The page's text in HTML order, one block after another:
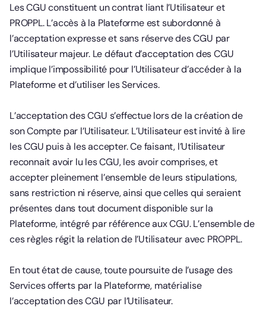
Les CGU constituent un contrat liant l’Utilisateur et
PROPPL. L’accès à la Plateforme est subordonné à
l’acceptation expresse et sans réserve des CGU par
l’Utilisateur majeur. Le défaut d’acceptation des CGU
implique l’impossibilité pour l’Utilisateur d’accéder à la
Plateforme et d’utiliser les Services.
L’acceptation des CGU s’effectue lors de la création de
son Compte par l’Utilisateur. L’Utilisateur est invité à lire
les CGU puis à les accepter. Ce faisant, l’Utilisateur
reconnait avoir lu les CGU, les avoir comprises, et
accepter pleinement l’ensemble de leurs stipulations,
sans restriction ni réserve, ainsi que celles qui seraient
présentes dans tout document disponible sur la
Plateforme, intégré par référence aux CGU. L’ensemble de
ces règles régit la relation de l’Utilisateur avec PROPPL.
En tout état de cause, toute poursuite de l’usage des
Services offerts par la Plateforme, matérialise
l’acceptation des CGU par l’Utilisateur.